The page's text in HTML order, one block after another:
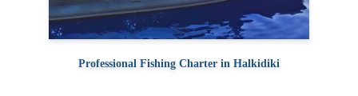
Professional Fishing Charter in Halkidiki